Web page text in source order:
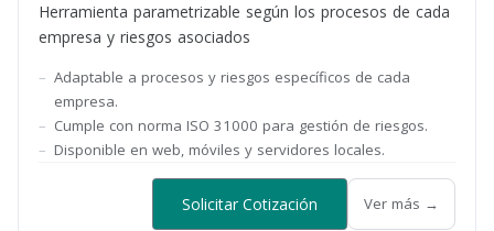
Herramienta parametrizable según los procesos de cada
empresa y riesgos asociados
Adaptable a procesos y riesgos específicos de cada
empresa.
Cumple con norma ISO 31000 para gestión de riesgos.
Disponible en web, móviles y servidores locales.
Solicitar Cotización Ver más →